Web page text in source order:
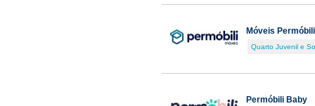
Móveis Permóbili
Quarto Juvenil e
Permóbili Baby